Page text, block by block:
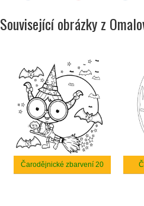
Související obrázky z
Čarodějnické zbarvení 20